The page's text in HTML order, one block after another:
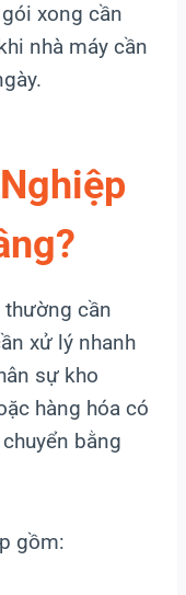
xong cần
nhà máy cần
thường cần
xử lý nhanh
sự kho
hàng hóa có
bằng
gồm: